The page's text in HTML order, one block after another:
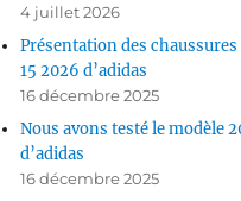
4 juillet 2026
Présentation des
15 2026 d’adidas
16 décembre 2025
Nous avons testé le modèle
d’adidas
16 décembre 2025